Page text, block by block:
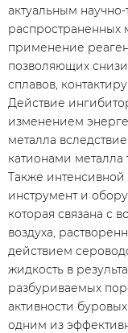
актуальным
распространенных
применение
позволяющих
сплавов,
Действие
изменением
металла
катионами
Также
инструмент и
которая связана с
воздуха,
действием
жидкость в
разбуриваемых
активности
одним из